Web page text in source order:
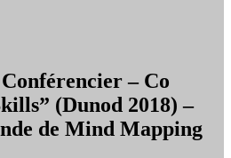
– Co
(Dunod 2018) –
de Mind Mapping